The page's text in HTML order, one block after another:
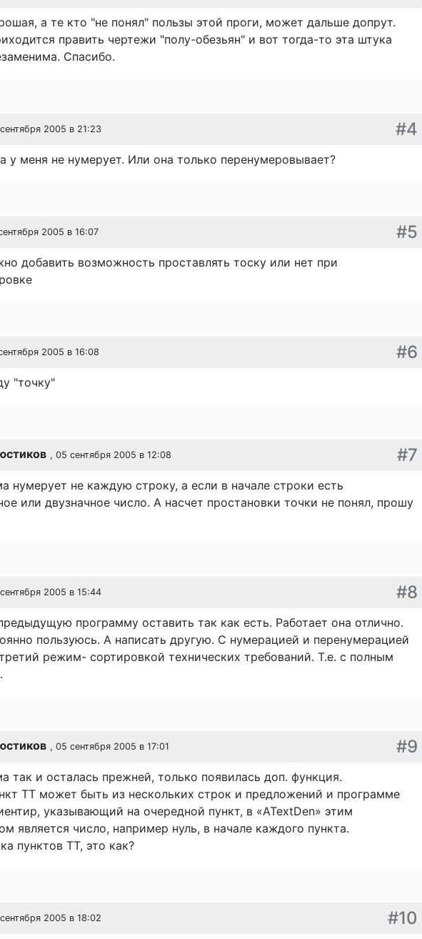
а те кто "не понял" пользы этой проги, может дальше допрут.
править чертежи "полу-обезьян" и вот тогда-то эта штука
Спасибо.
2005 в 21:23 #4
у меня не нумерует. Или она только перенумеровывает?
2005 в 16:07 #5
добавить возможность проставлять тоску или нет при
2005 в 16:08 #6
"точку"
, 05 сентября 2005 в 12:08 #7
нумерует не каждую строку, а если в начале строки есть
или двузначное число. А насчет простановки точки не понял, прошу
2005 в 15:44 #8
программу оставить так как есть. Работает она отлично.
пользуюсь. А написать другую. С нумерацией и перенумерацией
режим- сортировкой технических требований. Т.е. с полным
, 05 сентября 2005 в 17:01 #9
так и осталась прежней, только появилась доп. функция.
ТТ может быть из нескольких строк и предложений и программе
указывающий на очередной пункт, в «ATextDen» этим
является число, например нуль, в начале каждого пункта.
пунктов ТТ, это как?
2005 в 18:02 #10